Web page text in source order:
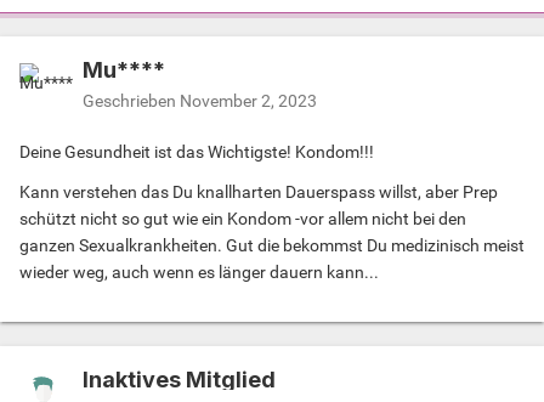
Mu****
Geschrieben November 2, 2023
Deine Gesundheit ist das Wichtigste! Kondom!!!
Kann verstehen das Du knallharten Dauerspass willst, aber Prep
schützt nicht so gut wie ein Kondom -vor allem nicht bei den
ganzen Sexualkrankheiten. Gut die bekommst Du medizinisch meist
wieder weg, auch wenn es länger dauern kann...
Inaktives Mitglied